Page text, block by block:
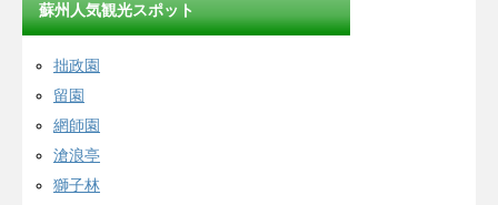
蘇州人気観光スポット
拙政園
留園
網師園
滄浪亭
獅子林